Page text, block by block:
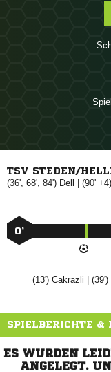
TSV STEDEN/
(36', 68', 84')  | (90' +4)
0’
(13')  | (39')
SPIELBERICHTE &
ES WURDEN
ANGELEGT.